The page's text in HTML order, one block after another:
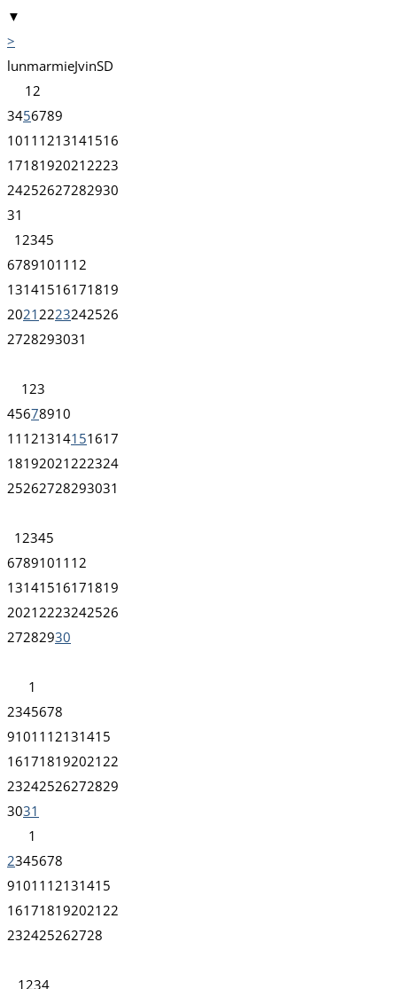
▼
>
lunmarmieJvinSD
1 2
3456789
1011 1213141516
1718192021 2223
24252627282930
31
1 2345
67891011 12
13141516171819
2021 2223242526
2728293031
1 23
45678910
11 121314151617
18192021 222324
25262728293031
1 2345
67891011 12
13141516171819
2021 2223242526
27282930
1
2345678
91011 12131415
161718192021 22
23242526272829
3031
1
2345678
91011 12131415
161718192021 22
232425262728
1 234